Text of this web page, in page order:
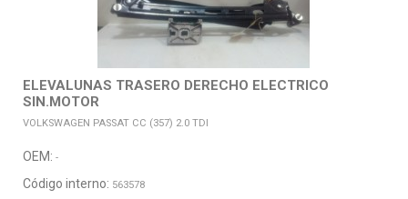
ELEVALUNAS TRASERO DERECHO ELECTRICO
SIN.MOTOR
VOLKSWAGEN PASSAT CC (357) 2.0 TDI
OEM: -
Código interno: 563578